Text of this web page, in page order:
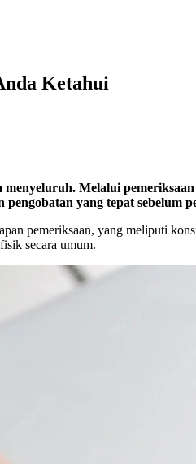
Ketahui
menyeluruh. Melalui
yang tepat sebelum
pemeriksaan, yang meliputi
secara umum.